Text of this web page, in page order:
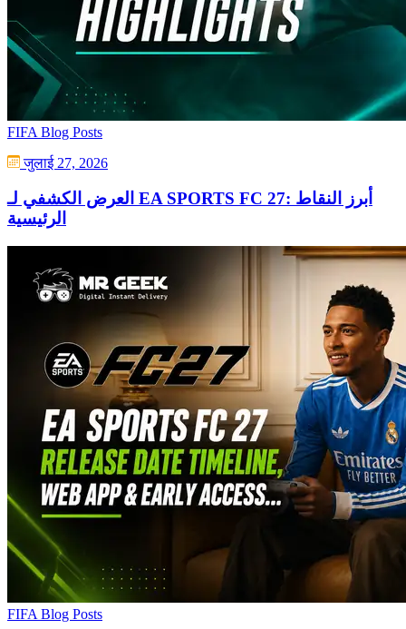
FIFA Blog Posts
जुलाई 27, 2026
العرض الكشفي لـ EA SPORTS FC 27: أبرز النقاط
الرئيسية
FIFA Blog Posts